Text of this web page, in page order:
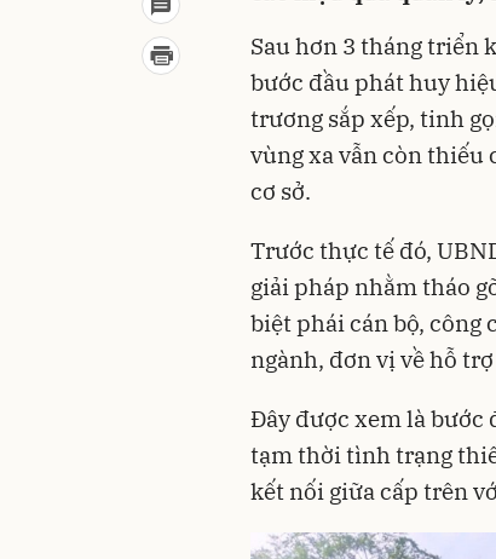
Sau hơn 3 tháng triển
bước đầu phát huy
trương sắp xếp, tinh
vùng xa vẫn còn thiếu
cơ sở.
Trước thực tế đó,
giải pháp nhằm tháo
biệt phái cán bộ, công
ngành, đơn vị về hỗ
Đây được xem là bước
tạm thời tình trạng
kết nối giữa cấp trên